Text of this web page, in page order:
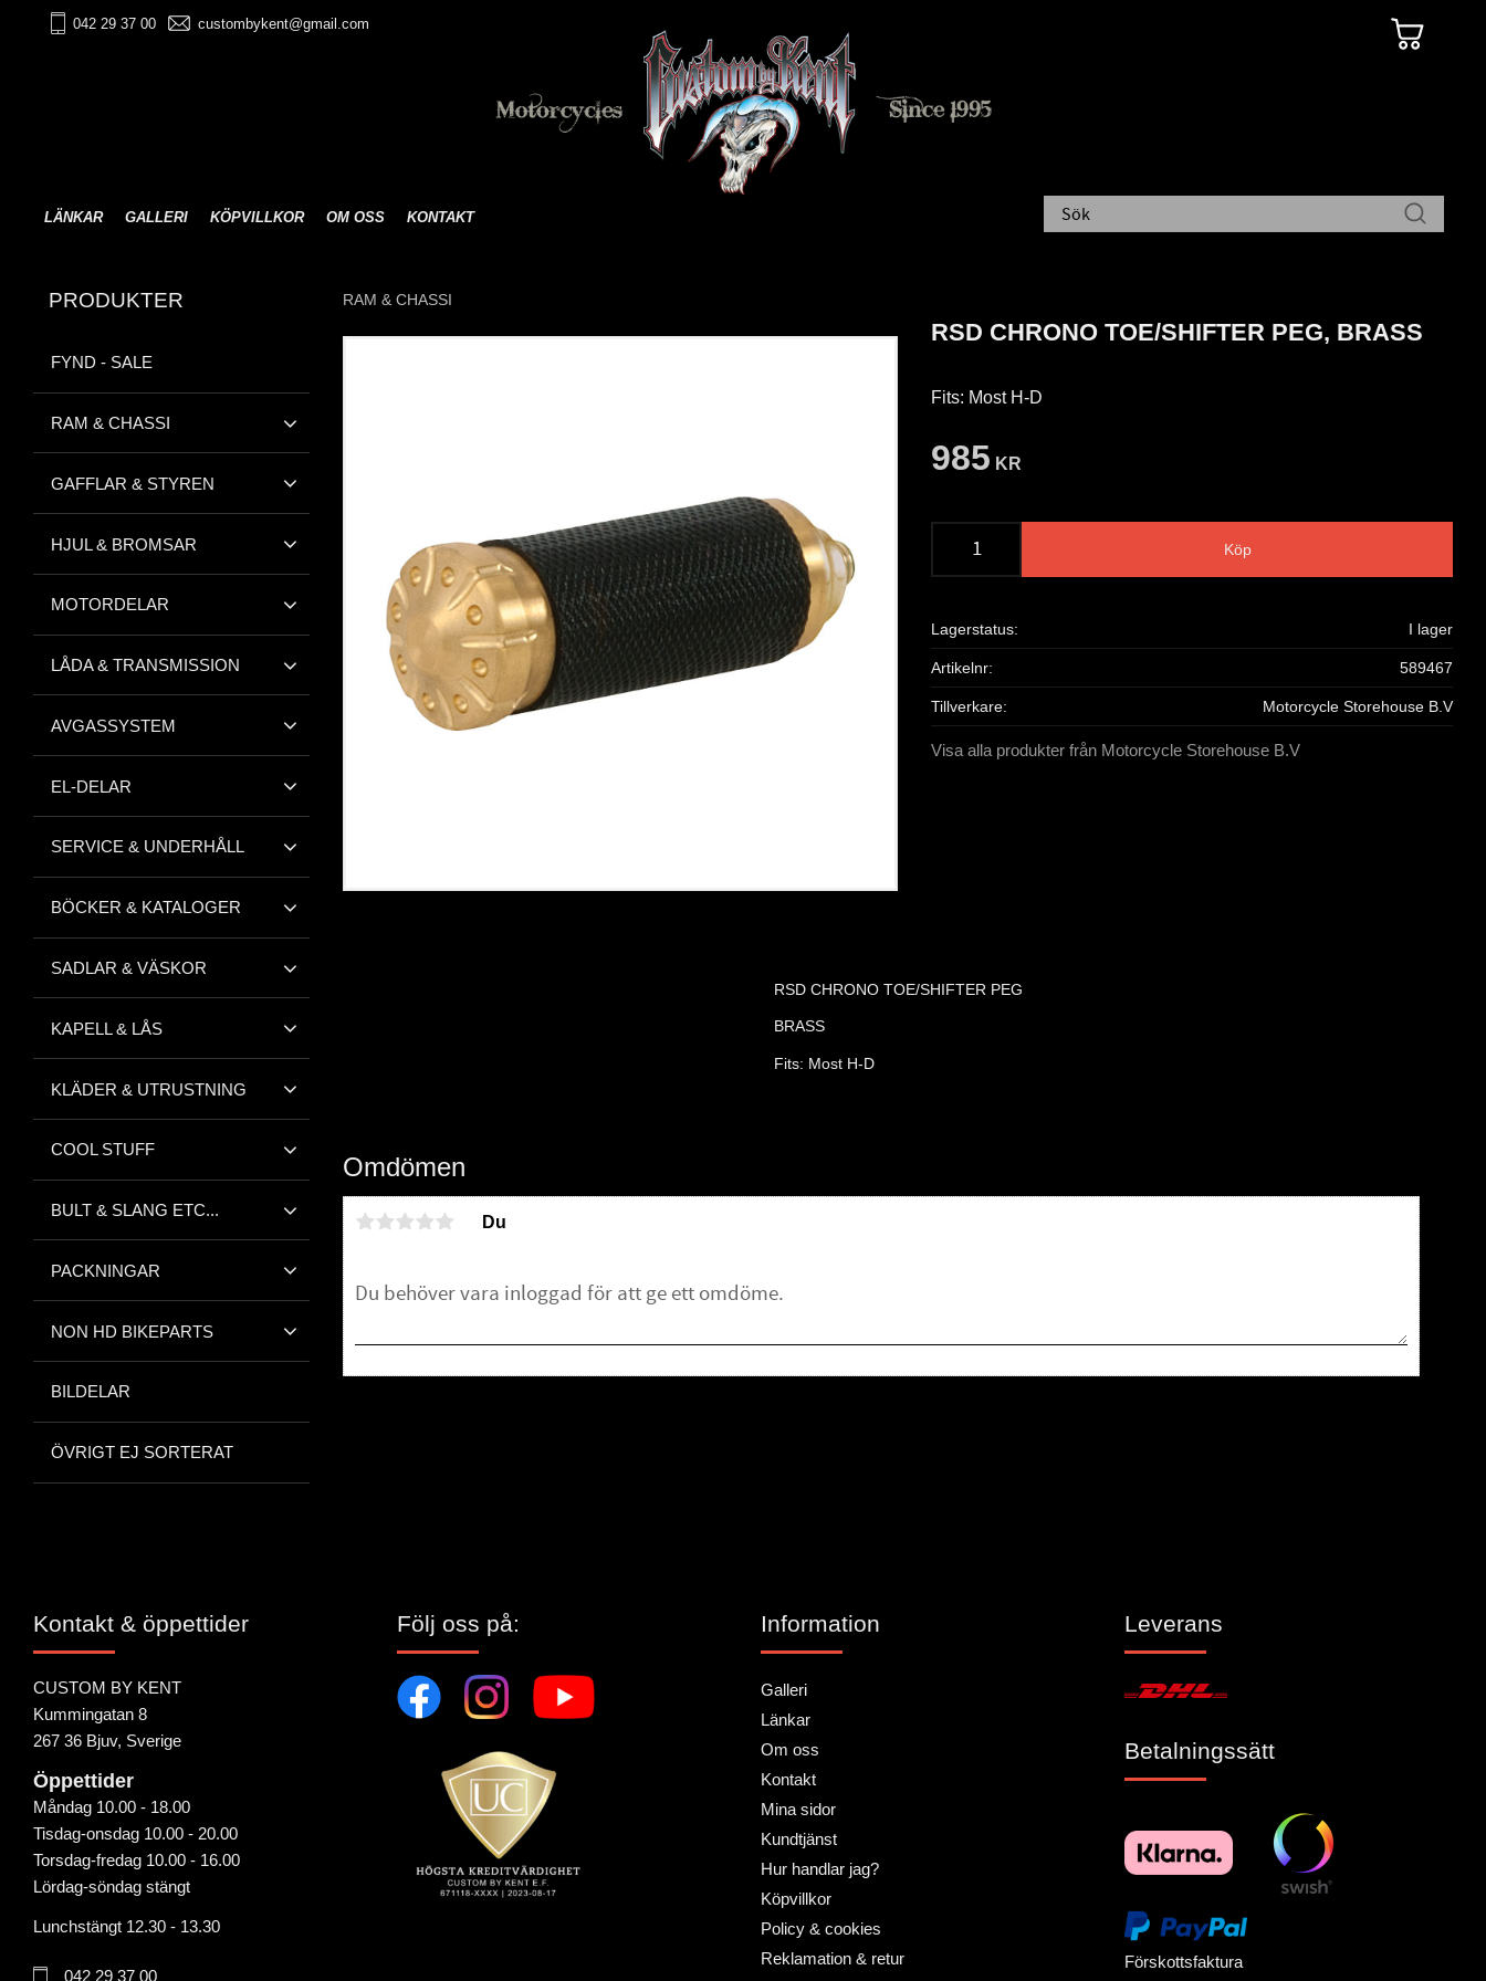
042 29 37 00 custombykent@gmail.com
LÄNKAR GALLERI KÖPVILLKOR OM OSS KONTAKT
RAM & CHASSI
RSD CHRONO TOE/SHIFTER PEG, BRASS
Fits: Most H-D
985 KR
Köp
Lagerstatus I lager
Artikelnr 589467
Tillverkare Motorcycle Storehouse B.V
Visa alla produkter från Motorcycle Storehouse B.V
RSD CHRONO TOE/SHIFTER PEG
BRASS
Fits: Most H-D
Omdömen
Du
PRODUKTER
FYND - SALE
RAM & CHASSI
GAFFLAR & STYREN
HJUL & BROMSAR
MOTORDELAR
LÅDA & TRANSMISSION
AVGASSYSTEM
EL-DELAR
SERVICE & UNDERHÅLL
BÖCKER & KATALOGER
SADLAR & VÄSKOR
KAPELL & LÅS
KLÄDER & UTRUSTNING
COOL STUFF
BULT & SLANG ETC...
PACKNINGAR
NON HD BIKEPARTS
BILDELAR
ÖVRIGT EJ SORTERAT
Kontakt & öppettider
CUSTOM BY KENT
Kummingatan 8
267 36 Bjuv, Sverige
Öppettider
Måndag 10.00 - 18.00
Tisdag-onsdag 10.00 - 20.00
Torsdag-fredag 10.00 - 16.00
Lördag-söndag stängt
Lunchstängt 12.30 - 13.30
042 29 37 00
Följ oss på: Information
Galleri
Länkar
Om oss
Kontakt
Mina sidor
Kundtjänst
Hur handlar jag?
Köpvillkor
Policy & cookies
Reklamation & retur
Leverans
Betalningssätt
Förskottsfaktura